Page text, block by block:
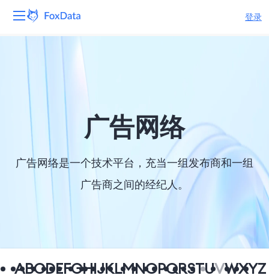
登录
产品
解决方案 广告网络
广告网络是一个技术平台，充当一组发布商和一组
广告商之间的经纪人。
ABCDEFGHIJKLMNOPQRSTUVWXYZ